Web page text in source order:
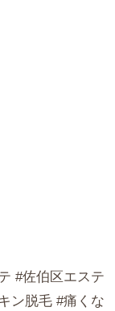
#佐伯区エステ
ン脱毛 #痛くな